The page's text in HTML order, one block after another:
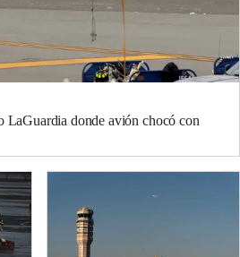
LaGuardia donde avión chocó con